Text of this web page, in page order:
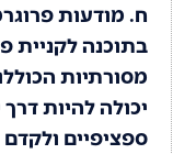
ח. מודעות
בתוכנה לקניית
מסורתיות
יכולה להיות
ספציפיים